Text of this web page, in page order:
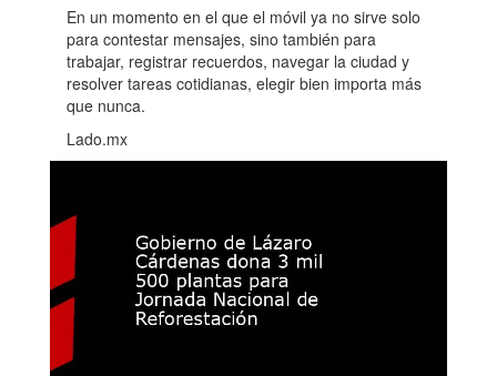
En un momento en el que el móvil ya no sirve solo
para contestar mensajes, sino también para
trabajar, registrar recuerdos, navegar la ciudad y
resolver tareas cotidianas, elegir bien importa más
que nunca.
Lado.mx